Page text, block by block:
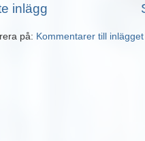
inlägg
på: Kommentarer till